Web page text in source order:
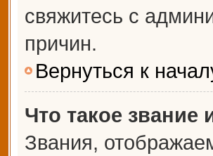
свяжитесь с
причин.
Вернуться к
Что такое звание
Звания,